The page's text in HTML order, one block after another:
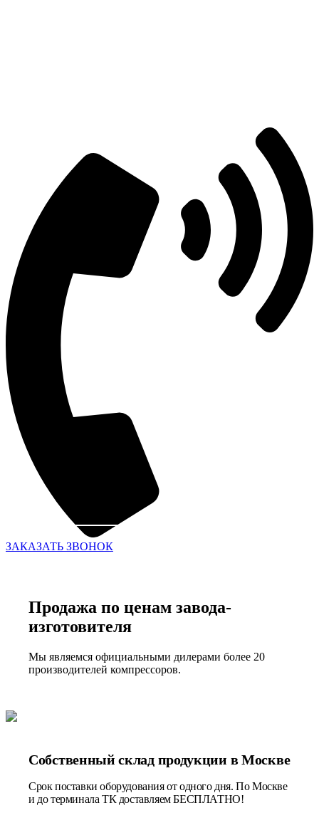
ЗАКАЗАТЬ ЗВОНОК
Продажа по ценам завода-
изготовителя
Мы являемся официальными дилерами более 20
производителей компрессоров.
Собственный склад продукции в Москве
Срок поставки оборудования от одного дня. По Москве
и до терминала ТК доставляем БЕСПЛАТНО!